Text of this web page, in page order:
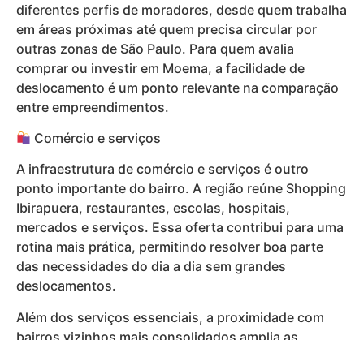
diferentes perfis de moradores, desde quem trabalha
em áreas próximas até quem precisa circular por
outras zonas de São Paulo. Para quem avalia
comprar ou investir em Moema, a facilidade de
deslocamento é um ponto relevante na comparação
entre empreendimentos.
Comércio e serviços
A infraestrutura de comércio e serviços é outro
ponto importante do bairro. A região reúne Shopping
Ibirapuera, restaurantes, escolas, hospitais,
mercados e serviços. Essa oferta contribui para uma
rotina mais prática, permitindo resolver boa parte
das necessidades do dia a dia sem grandes
deslocamentos.
Além dos serviços essenciais, a proximidade com
bairros vizinhos mais consolidados amplia as